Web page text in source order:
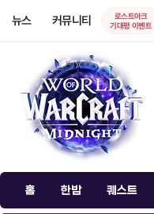
뉴스 커뮤니티
로스트아크
기대평 이벤트
홈 한밤 퀘스트